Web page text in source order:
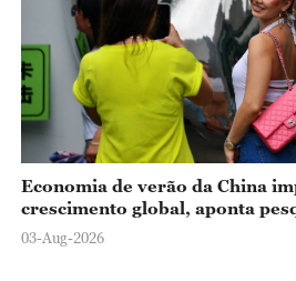
Economia de verão da China
crescimento global, aponta
03-Aug-2026